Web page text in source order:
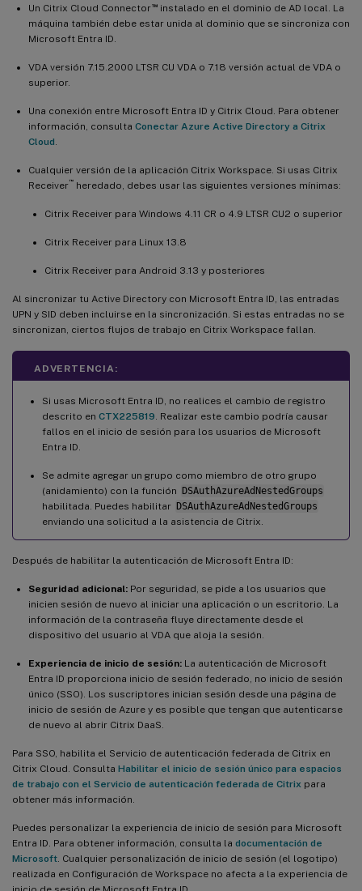
Un Citrix Cloud Connector™instalado en el dominio de AD local. La
máquina también debe estar unida al dominio que se sincroniza con
Microsoft Entra ID.
VDA versión 7.15.2000 LTSR CU VDA o 7.18 versión actual de VDA o
superior.
Una conexión entre Microsoft Entra ID y Citrix Cloud. Para obtener
información, consulta Conectar Azure Active Directory a Citrix
Cloud
Cualquier versión de la aplicación Citrix Workspace. Si usas Citrix
Receiver™ heredado, debes usar las siguientes versiones mínimas:
Citrix Receiver para Windows 4.11 CR o 4.9 LTSR CU2 o superior
Citrix Receiver para Linux 13.8
Citrix Receiver para Android 3.13 y posteriores
Al sincronizar tu Active Directory con Microsoft Entra ID, las entradas
UPN y SID deben incluirse en la sincronización. Si estas entradas no se
sincronizan, ciertos flujos de trabajo en Citrix Workspace fallan.
ADVERTENCIA:
Si usas Microsoft Entra ID, no realices el cambio de registro
descrito en CTX225819 . Realizar este cambio podría causar
fallos en el inicio de sesión para los usuarios de Microsoft
Entra ID.
Se admite agregar un grupo como miembro de otro grupo
(anidamiento) con la función DSAuthAzureAdNestedGroups
habilitada. Puedes habilitar DSAuthAzureAdNestedGroups
enviando una solicitud a la asistencia de Citrix.
Después de habilitar la autenticación de Microsoft Entra ID:
Seguridad adicional: Por seguridad, se pide a los usuarios que
inicien sesión de nuevo al iniciar una aplicación o un escritorio. La
información de la contraseña fluye directamente desde el
dispositivo del usuario al VDA que aloja la sesión.
Experiencia de inicio de sesión: La autenticación de Microsoft
Entra ID proporciona inicio de sesión federado, no inicio de sesión
único (SSO). Los suscriptores inician sesión desde una página de
inicio de sesión de Azure y es posible que tengan que autenticarse
de nuevo al abrir Citrix DaaS.
Para SSO, habilita el Servicio de autenticación federada de Citrix en
Citrix Cloud. Consulta Habilitar el inicio de sesión único para espacios
de trabajo con el Servicio de autenticación federada de Citrix para
obtener más información.
Puedes personalizar la experiencia de inicio de sesión para Microsoft
Entra ID. Para obtener información, consulta la documentación de
Microsoft . Cualquier personalización de inicio de sesión (el logotipo)
realizada en Configuración de Workspace no afecta a la experiencia de